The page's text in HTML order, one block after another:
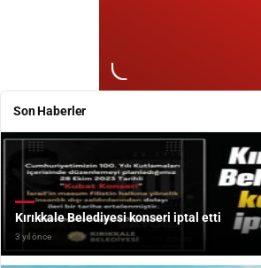
Son Haberler
Kırıkkale Belediyesi konseri iptal etti
3 yıl önce